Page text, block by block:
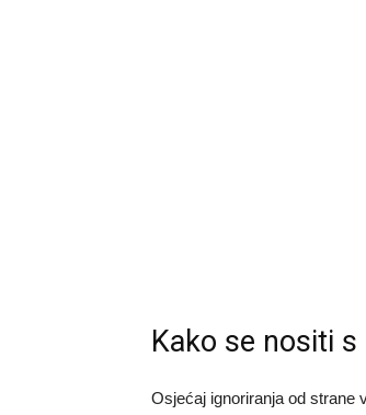
Kako se nositi
Osjećaj ignoriranja od strane